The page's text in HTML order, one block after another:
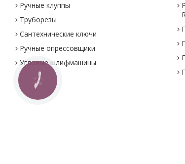
Ручные клуппы
Труборезы
Сантехнические ключи
Ручные опрессовщики
Угловые шлифмашины
КНОПКА
ЗВ'ЯЗКУ